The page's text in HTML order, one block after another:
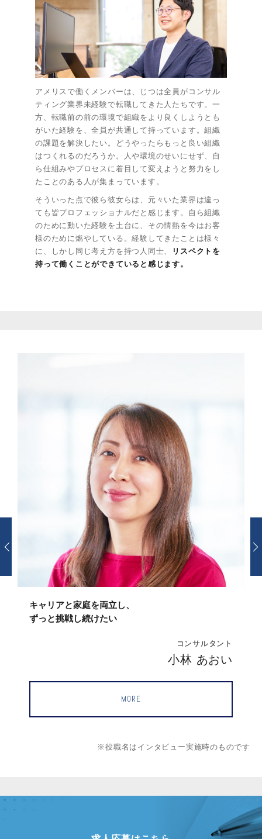
アメリスで働くメンバーは、じつは全員がコンサル
ティング業界未経験で転職してきた人たちです。一
方、転職前の前の環境で組織をより良くしようとも
がいた経験を、全員が共通して持っています。組織
の課題を解決したい。どうやったらもっと良い組織
はつくれるのだろうか。人や環境のせいにせず、自
ら仕組みやプロセスに着目して変えようと努力をし
たことのある人が集まっています。
そういった点で彼ら彼女らは、元々いた業界は違っ
ても皆プロフェッショナルだと感じます。自ら組織
のために動いた経験を土台に、その情熱を今はお客
様のために燃やしている。経験してきたことは様々
に、しかし同じ考え方を持つ人同士、
リスペクトを
持って働くことができていると感じます。
キャリアと家庭を両立し、
ずっと挑戦し続けたい
コンサルタント
小林 あおい
MORE
※役職名はインタビュー実施時のものです